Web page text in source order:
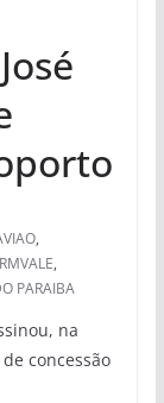
,
RMVALE,
PARAIBA
na
concessão